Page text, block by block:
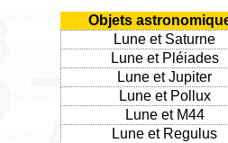
Objets
Lune et Saturne
Lune et Pléiades
Lune et Jupiter
Lune et Pollux
Lune et M44
Lune et Regulus